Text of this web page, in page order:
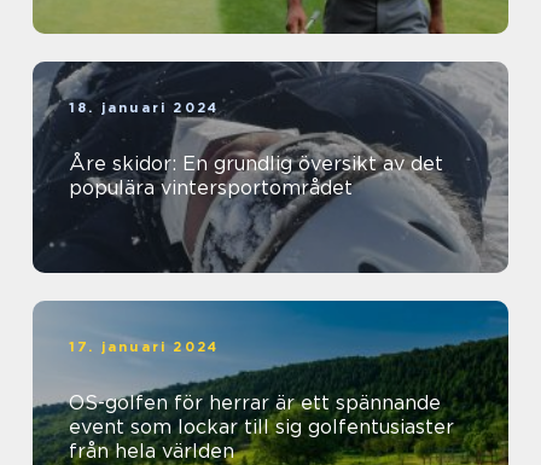
18. januari 2024
Åre skidor: En grundlig översikt av det
populära vintersportområdet
17. januari 2024
OS-golfen för herrar är ett spännande
event som lockar till sig golfentusiaster
från hela världen